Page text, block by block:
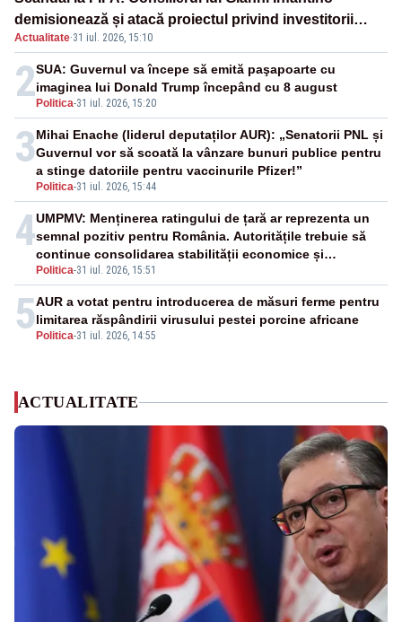
demisionează și atacă proiectul privind investitorii
străini
Actualitate·31 iul. 2026, 15:10
2 Politica-31 iul. 2026, 15:20
SUA: Guvernul va începe să emită paşapoarte cu
imaginea lui Donald Trump începând cu 8 august
3
Politica-31 iul. 2026, 15:44
Mihai Enache (liderul deputaților AUR): „Senatorii PNL și
Guvernul vor să scoată la vânzare bunuri publice pentru
a stinge datoriile pentru vaccinurile Pfizer!”
4
Politica-31 iul. 2026, 15:51
UMPMV: Menținerea ratingului de țară ar reprezenta un
semnal pozitiv pentru România. Autoritățile trebuie să
continue consolidarea stabilității economice și
financiare
5 Politica-31 iul. 2026, 14:55
AUR a votat pentru introducerea de măsuri ferme pentru
limitarea răspândirii virusului pestei porcine africane
ACTUALITATE